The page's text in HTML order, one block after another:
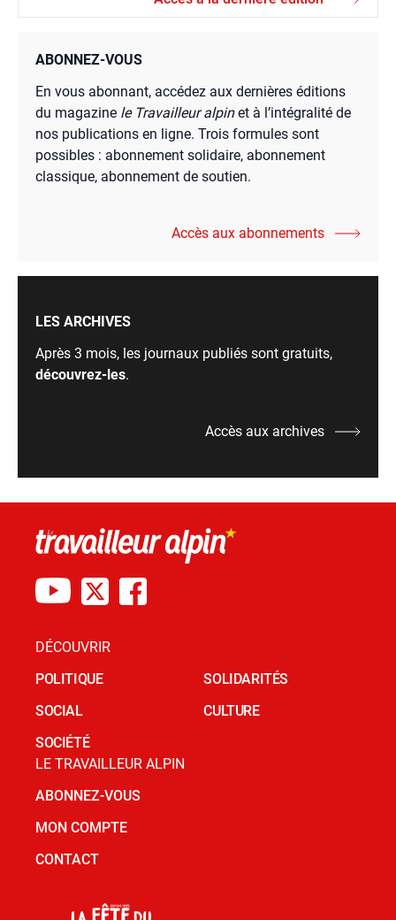
ABONNEZ-VOUS
En vous abonnant, accédez aux dernières éditions
du magazine le Travailleur alpinet à l’intégralité de
nos publications en ligne. Trois formules sont
possibles : abonnement solidaire, abonnement
classique, abonnement de soutien.
Accès aux abonnements
LES ARCHIVES
Après 3 mois, les journaux publiés sont gratuits,
découvrez-les.
Accès aux archives
DÉCOUVRIR
POLITIQUE
SOCIAL
SOCIÉTÉ
SOLIDARITÉS
CULTURE
LE TRAVAILLEUR ALPIN
ABONNEZ-VOUS
MON COMPTE
CONTACT